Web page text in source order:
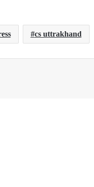
cs uttrakhand